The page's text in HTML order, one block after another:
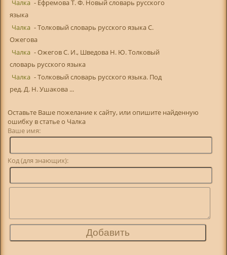
Чалка - Ефремова Т. Ф. Новый словарь русского
языка
Чалка - Толковый словарь русского языка С.
Ожегова
Чалка - Ожегов С. И., Шведова Н. Ю. Толковый
словарь русского языка
Чалка - Толковый словарь русского языка. Под
ред. Д. Н. Ушакова ...
Оставьте Ваше пожелание к сайту, или опишите найденную
ошибку в статье о Чалка
Ваше имя:
Код (для знающих):